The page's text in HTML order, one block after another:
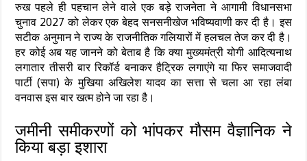
रुख पहले ही पहचान लेने वाले एक बड़े राजनेता ने आगामी विधानसभा
चुनाव 2027 को लेकर एक बेहद सनसनीखेज भविष्यवाणी कर दी है। इस
सटीक अनुमान ने राज्य के राजनीतिक गलियारों में हलचल तेज कर दी है।
हर कोई अब यह जानने को बेताब है कि क्या मुख्यमंत्री योगी आदित्यनाथ
लगातार तीसरी बार रिकॉर्ड बनाकर हैट्रिक लगाएंगे या फिर समाजवादी
पार्टी (सपा) के मुखिया अखिलेश यादव का सत्ता से चला आ रहा लंबा
वनवास इस बार खत्म होने जा रहा है।
जमीनी समीकरणों को भांपकर मौसम वैज्ञानिक ने
किया बड़ा इशारा